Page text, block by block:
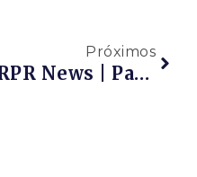
Próximos
RPR News | Patrocinado Pela Petrobras, O Festival Hacktudo 2021 Começa Hoje (15/10), Trazendo Cultura Digital, Inovação E Sustentabilidade.